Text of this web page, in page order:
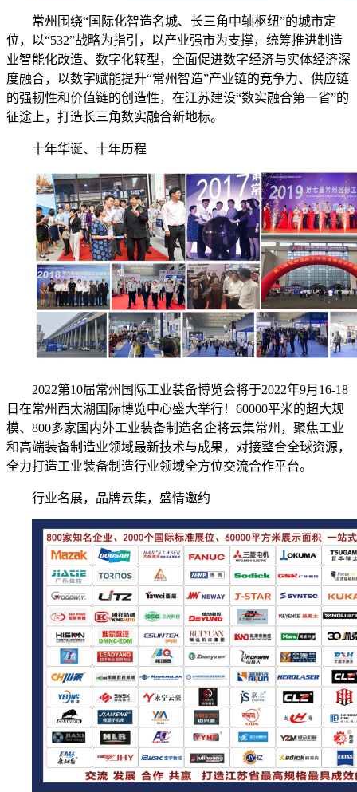
常州围绕“国际化智造名城、长三角中轴枢纽”的城市定
位，以“532”战略为指引，以产业强市为支撑，统筹推进制造
业智能化改造、数字化转型，全面促进数字经济与实体经济深
度融合，以数字赋能提升“常州智造”产业链的竞争力、供应链
的强韧性和价值链的创造性，在江苏建设“数实融合第一省”的
征途上，打造长三角数实融合新地标。
十年华诞、十年历程
2022第10届常州国际工业装备博览会将于2022年9月16-18
日在常州西太湖国际博览中心盛大举行！60000平米的超大规
模、800多家国内外工业装备制造名企将云集常州，聚焦工业
和高端装备制造业领域最新技术与成果，对接整合全球资源，
全力打造工业装备制造行业领域全方位交流合作平台。
行业名展，品牌云集，盛情邀约